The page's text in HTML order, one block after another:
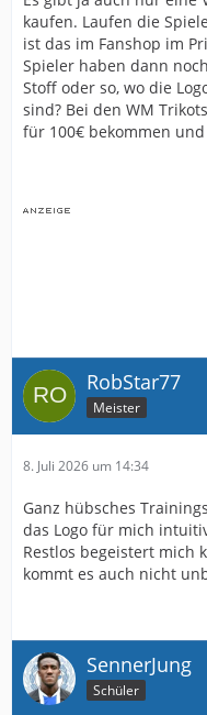
kaufen. Laufen die
ist das im Fanshop im
Spieler haben dann
Stoff oder so, wo die
sind? Bei den WM
für 100€ bekommen
RobStar77
Meister
8. Juli 2026 um 14:34
Ganz hübsches
das Logo für mich
Restlos begeistert mich
kommt es auch nicht
SennerJung
Schüler